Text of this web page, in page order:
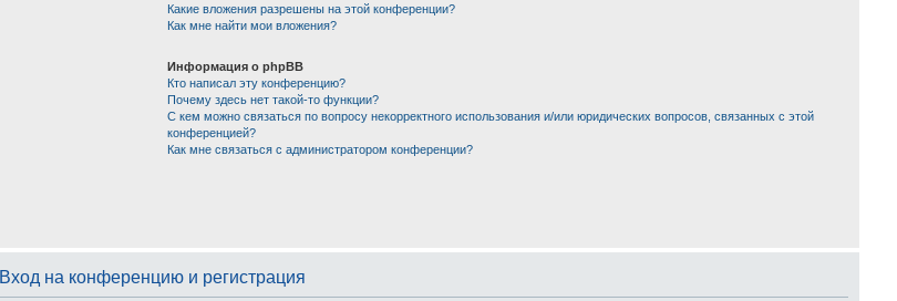
Какие вложения разрешены на этой конференции?
Как мне найти мои вложения?
Информация о phpBB
Кто написал эту конференцию?
Почему здесь нет такой-то функции?
С кем можно связаться по вопросу некорректного использования и/или юридических вопросов, связанных с этой
конференцией?
Как мне связаться с администратором конференции?
Вход на конференцию и регистрация